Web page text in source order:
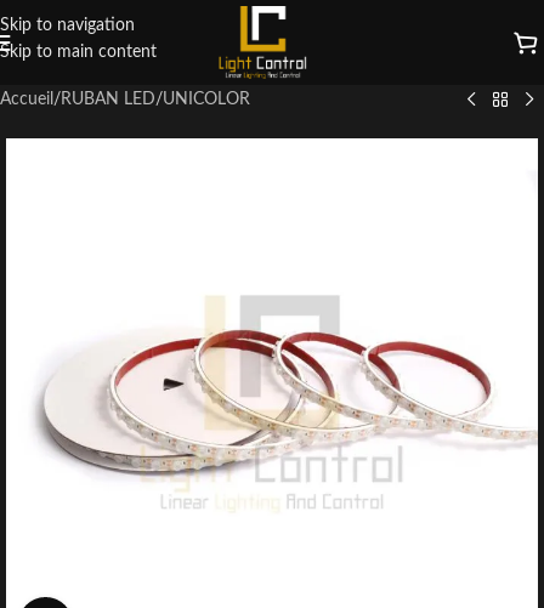
Skip to navigation
Skip to main content
Accueil / RUBAN LED/UNICOLOR